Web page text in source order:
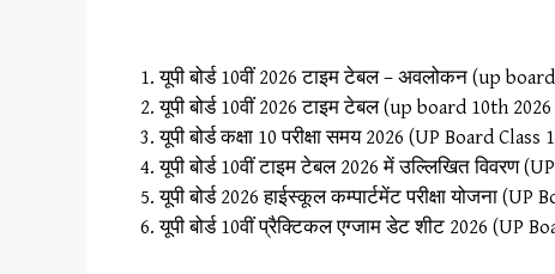
यूपी बोर्ड 10वीं 2026 टाइम टेबल – अवलोकन (up
यूपी बोर्ड 10वीं 2026 टाइम टेबल (up board 10th
यूपी बोर्ड कक्षा 10 परीक्षा समय 2026 (UP Board
यूपी बोर्ड 10वीं टाइम टेबल 2026 में उल्लिखित
यूपी बोर्ड 2026 हाईस्कूल कम्पार्टमेंट परीक्षा योजना
यूपी बोर्ड 10वीं प्रैक्टिकल एग्जाम डेट शीट 2026 (UP